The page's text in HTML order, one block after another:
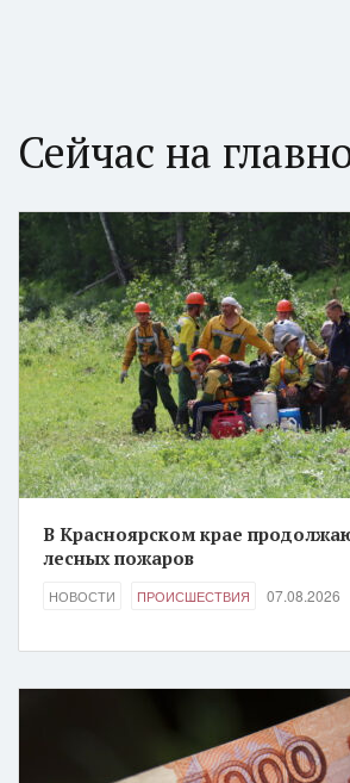
Сейчас на
В Красноярском крае
лесных пожаров
НОВОСТИ ПРОИСШЕСТВИЯ 07.08.2026